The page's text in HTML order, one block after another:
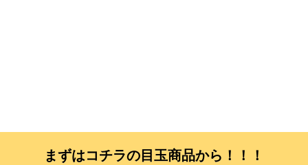
まずはコチラの目玉商品から！！！